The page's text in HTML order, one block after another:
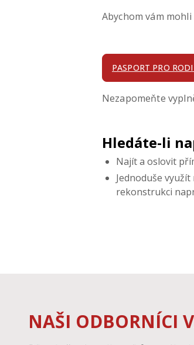
Abychom vám
PASPORT PRO
Nezapomeňte
Hledáte-li
Najít a oslovit
Jednoduše
rekonstrukci
NAŠI ODBORNÍCI